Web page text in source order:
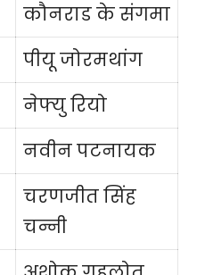
कौनराड के संगमा
पीयू जोरमथांग
नेफ्यु रियो
नवीन पटनायक
चरणजीत सिंह
चन्नी